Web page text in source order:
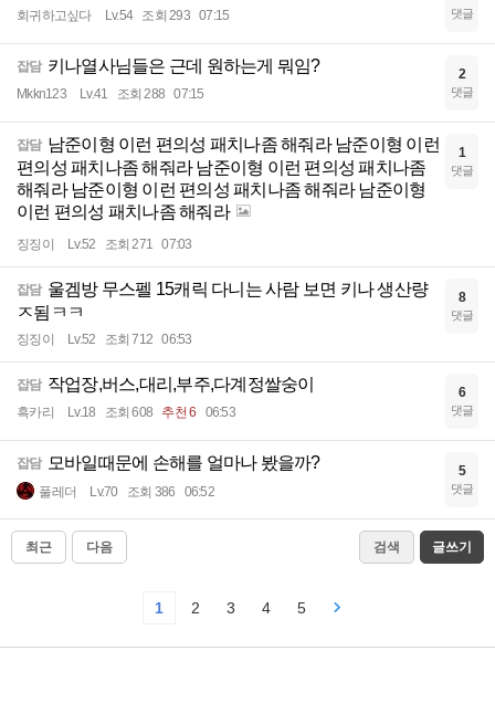
회귀하고싶다 Lv.54 조회 293 07:15 댓글
잡담 키나열사님들은 근데 원하는게 뭐임?
Mkkn123 Lv.41 조회 288 07:15
2
댓글
잡담 남준이형 이런 편의성 패치나좀 해줘라 남준이형 이런
편의성 패치나좀 해줘라 남준이형 이런 편의성 패치나좀
해줘라 남준이형 이런 편의성 패치나좀 해줘라 남준이형
이런 편의성 패치나좀 해줘라
징징이 Lv.52 조회 271 07:03
1
댓글
잡담 울겜방 무스펠 15캐릭 다니는 사람 보면 키나 생산량
ㅈ됨ㅋㅋ
징징이 Lv.52 조회 712 06:53
8
댓글
잡담 작업장,버스,대리,부주,다계정쌀숭이
흑카리 Lv.18 조회 608 추천 6 06:53
6
댓글
잡담 모바일때문에 손해를 얼마나 봤을까?
풀레더 Lv.70 조회 386 06:52
5
댓글
최근 다음 검색 글쓰기
1 2 3 4 5